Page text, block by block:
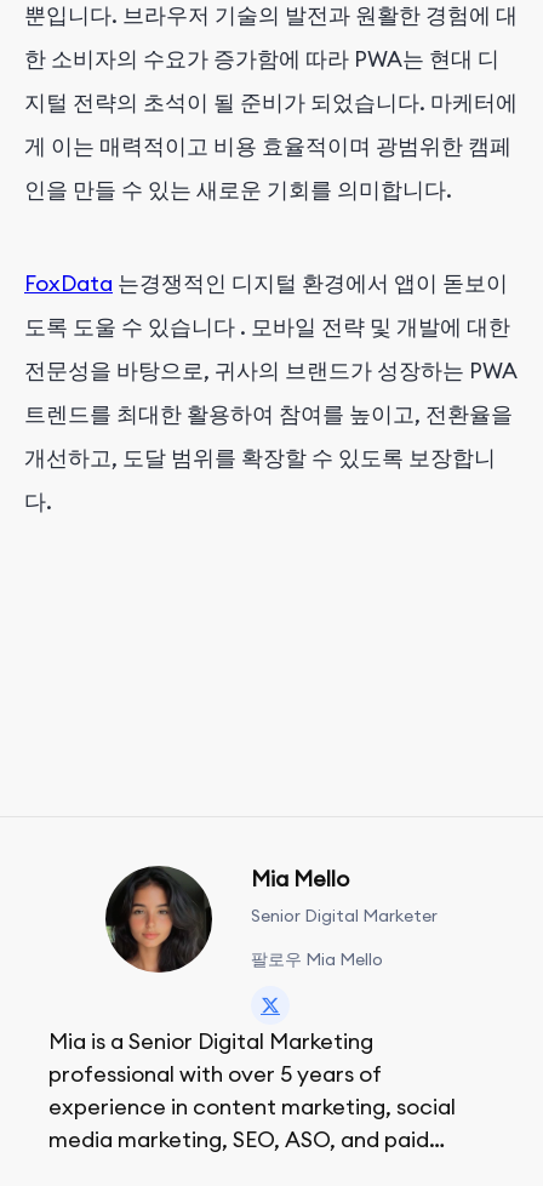
뿐입니다. 브라우저 기술의 발전과 원활한 경험에 대
한 소비자의 수요가 증가함에 따라 PWA는 현대 디
지털 전략의 초석이 될 준비가 되었습니다. 마케터에
게 이는 매력적이고 비용 효율적이며 광범위한 캠페
인을 만들 수 있는 새로운 기회를 의미합니다.
FoxData 는경쟁적인 디지털 환경에서 앱이 돋보이
도록 도울 수 있습니다 . 모바일 전략 및 개발에 대한
전문성을 바탕으로, 귀사의 브랜드가 성장하는 PWA
트렌드를 최대한 활용하여 참여를 높이고, 전환율을
개선하고, 도달 범위를 확장할 수 있도록 보장합니
다.
Mia Mello
Senior Digital Marketer
팔로우 Mia Mello
Mia is a Senior Digital Marketing
professional with over 5 years of
experience in content marketing, social
media marketing, SEO, ASO, and paid